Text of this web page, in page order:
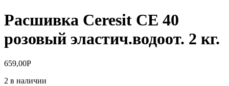
Расшивка Ceresit CE 40
розовый эластич.водоот. 2 кг.
659,00Р
2 в наличии